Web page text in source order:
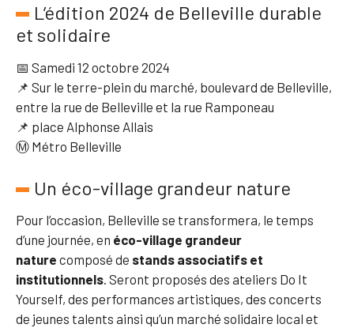
L’édition 2024 de Belleville durable
et solidaire
📅 Samedi 12 octobre 2024
📌 Sur le terre-plein du marché, boulevard de Belleville,
entre la rue de Belleville et la rue Ramponeau
📌 place Alphonse Allais
Ⓜ️ Métro Belleville
Un éco-village grandeur nature
Pour l’occasion, Belleville se transformera, le temps
d’une journée, en éco-village grandeur
nature composé de stands associatifs et
institutionnels . Seront proposés des ateliers Do It
Yourself, des performances artistiques, des concerts
de jeunes talents ainsi qu’un marché solidaire local et